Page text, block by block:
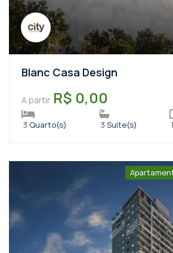
Blanc Casa Design
A partir R$ 0,00
3 Quarto(s) 3 Suíte(s)